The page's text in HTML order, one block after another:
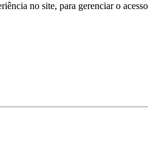
no site, para gerenciar o